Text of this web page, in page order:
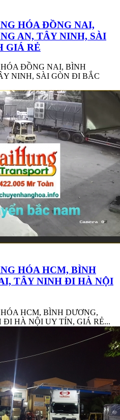
HÓA ĐỒNG NAI,
AN, TÂY NINH, SÀI
GIÁ RẺ
ĐỒNG NAI, BÌNH
NINH, SÀI GÒN ĐI BẮC
HÓA HCM, BÌNH
TÂY NINH ĐI HÀ NỘI
HCM, BÌNH DƯƠNG,
HÀ NỘI UY TÍN, GIÁ RẺ...